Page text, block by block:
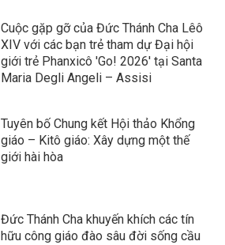
Cuộc gặp gỡ của Đức Thánh Cha Lêô
XIV với các bạn trẻ tham dự Đại hội
giới trẻ Phanxicô 'Go! 2026' tại Santa
Maria Degli Angeli – Assisi
Tuyên bố Chung kết Hội thảo Khổng
giáo – Kitô giáo: Xây dựng một thế
giới hài hòa
Đức Thánh Cha khuyến khích các tín
hữu công giáo đào sâu đời sống cầu